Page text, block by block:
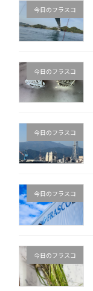
今日のフラスコ
今日のフラスコ
今日のフラスコ
今日のフラスコ
今日のフラスコ